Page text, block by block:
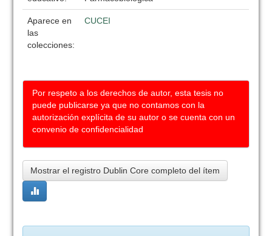
Aparece en
las
colecciones:
CUCEI
Por respeto a los derechos de autor, esta tesis no
puede publicarse ya que no contamos con la
autorización explícita de su autor o se cuenta con un
convenio de confidencialidad
Mostrar el registro Dublin Core completo del ítem